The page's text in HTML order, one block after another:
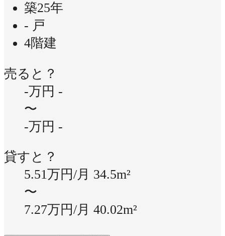
築25年
- 戸
4階建
売ると？
-万円 -
〜
-万円 -
貸すと？
5.51万円/月 34.5m²
〜
7.27万円/月 40.02m²